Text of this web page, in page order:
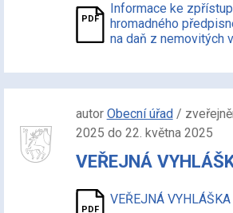
Informace ke
hromadného
na daň z nemovitých
autor Obecní úřad/
2025 do 22. května 2025
VEŘEJNÁ
VEŘEJNÁ VYHLÁŠKA